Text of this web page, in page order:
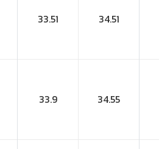
33.51 34.51
33.9 34.55